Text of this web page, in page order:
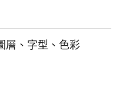
層、字型、色彩